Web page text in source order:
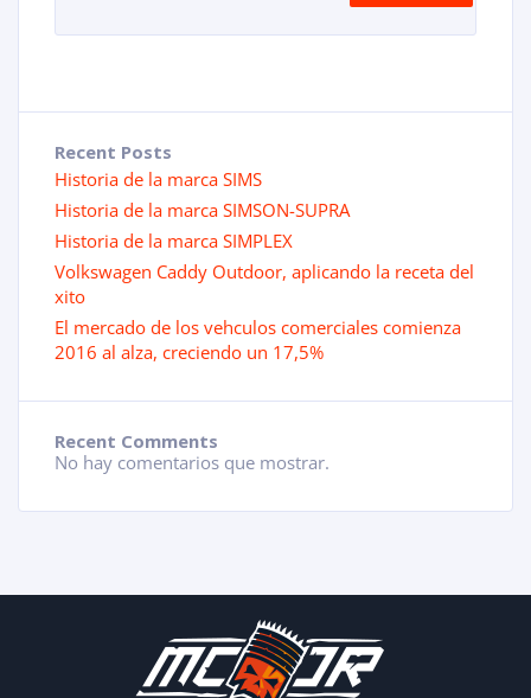
Recent Posts
Historia de la marca SIMS
Historia de la marca SIMSON-SUPRA
Historia de la marca SIMPLEX
Volkswagen Caddy Outdoor, aplicando la receta del
xito
El mercado de los vehculos comerciales comienza
2016 al alza, creciendo un 17,5%
Recent Comments
No hay comentarios que mostrar.